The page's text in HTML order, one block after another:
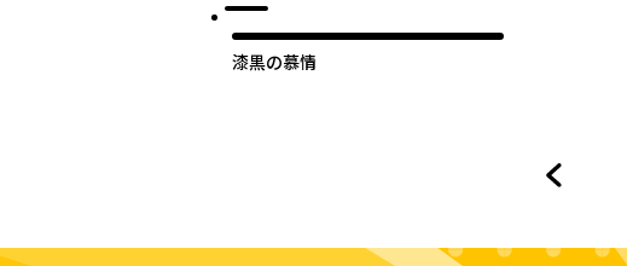
漆黒の慕情